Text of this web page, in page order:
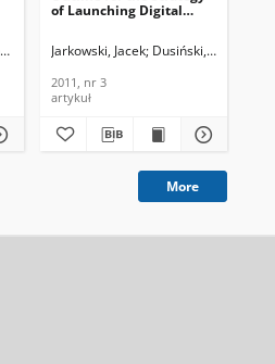
of Launching Digital
MHz, Journal of
Information Technology,
2011, nr 3
Jarkowski, Jacek Dusiński, Andrzej
2011, nr 3
artykuł
More